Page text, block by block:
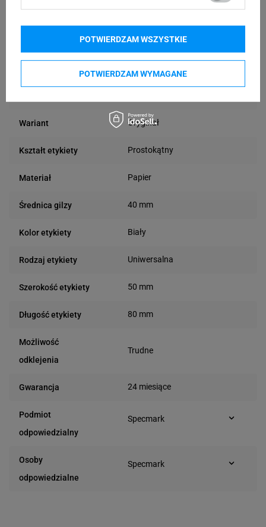
Technologia druku Termiczna
Wewnątrz
Wariant Oryginał
Kształt etykiety Prostokątny
Materiał Papier
Średnica gilzy 40 mm
Kolor etykiety Biały
Rodzaj etykiety Uniwersalna
Szerokość etykiety 50 mm
Długość etykiety 80 mm
Możliwość
odklejenia
Trudne
Gwarancja 24 miesiące
Podmiot
odpowiedzialny
Specmark
e-mail: gspr@ptmb.pl
Osoby
odpowiedzialne
Specmark
POTWIERDZAM WYMAGANE
POTWIERDZAM WSZYSTKIE